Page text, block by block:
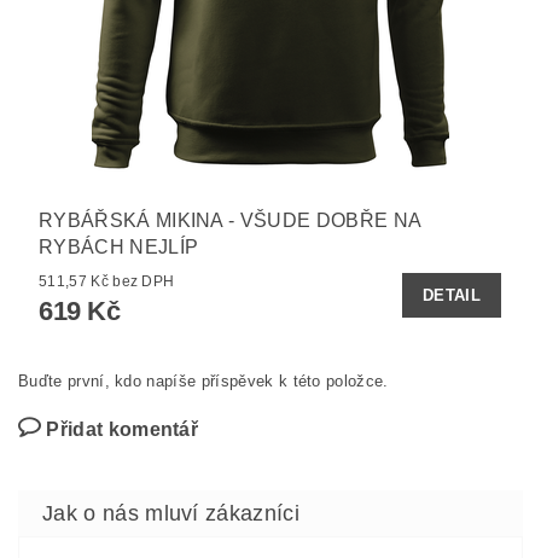
RYBÁŘSKÁ MIKINA - VŠUDE DOBŘE NA
RYBÁCH NEJLÍP
511,57 Kč bez DPH
619 Kč
DETAIL
Buďte první, kdo napíše příspěvek k této položce.
Přidat komentář